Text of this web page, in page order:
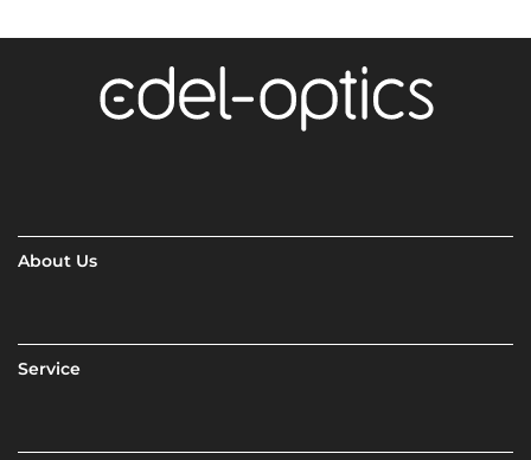
About Us
Service